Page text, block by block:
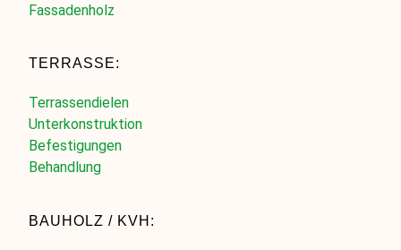
Fassadenholz
TERRASSE:
Terrassendielen
Unterkonstruktion
Befestigungen
Behandlung
BAUHOLZ / KVH: